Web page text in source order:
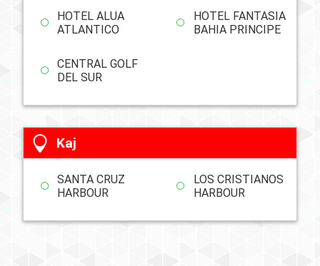
HOTEL ALUA
ATLANTICO
HOTEL FANTASIA
BAHIA PRINCIPE
CENTRAL GOLF
DEL SUR
Kaj
SANTA CRUZ
HARBOUR
LOS CRISTIANOS
HARBOUR